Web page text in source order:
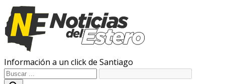
Información a un click de Santiago